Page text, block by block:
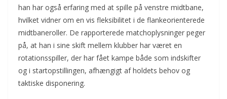
han har også erfaring med at spille på venstre midtbane,
hvilket vidner om en vis fleksibilitet i de flankeorienterede
midtbaneroller. De rapporterede matchoplysninger peger
på, at han i sine skift mellem klubber har været en
rotationsspiller, der har fået kampe både som indskifter
og i startopstillingen, afhængigt af holdets behov og
taktiske disponering.